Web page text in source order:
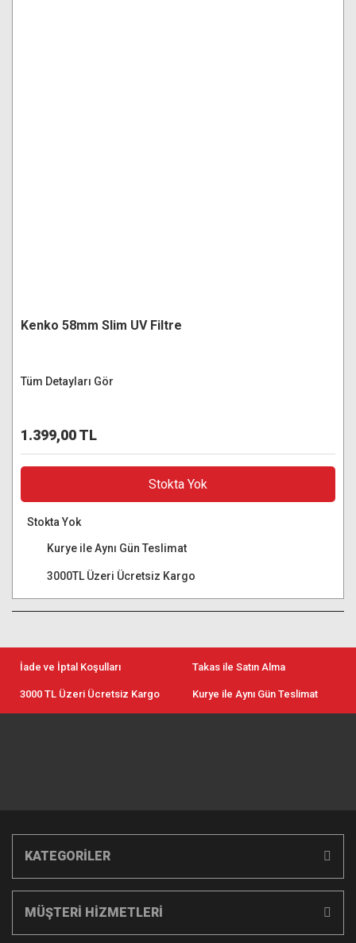
Kenko 58mm Slim UV Filtre
Tüm Detayları Gör
1.399,00 TL
Stokta Yok
Stokta Yok
Kurye ile Aynı Gün Teslimat
3000TL Üzeri Ücretsiz Kargo
İade ve İptal Koşulları Takas ile Satın Alma
3000 TL Üzeri Ücretsiz Kargo Kurye ile Aynı Gün Teslimat
KATEGORİLER
MÜŞTERİ HİZMETLERİ